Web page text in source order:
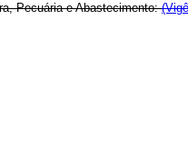
Pecuária e Abastecimento: